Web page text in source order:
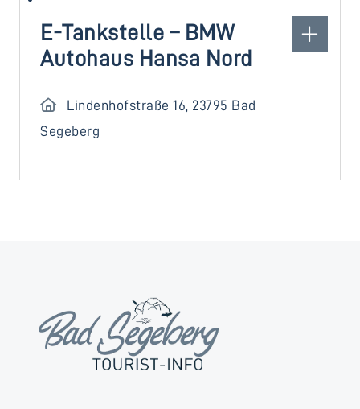
E-Tankstelle – BMW
Autohaus Hansa Nord
Lindenhofstraße 16, 23795 Bad
Segeberg